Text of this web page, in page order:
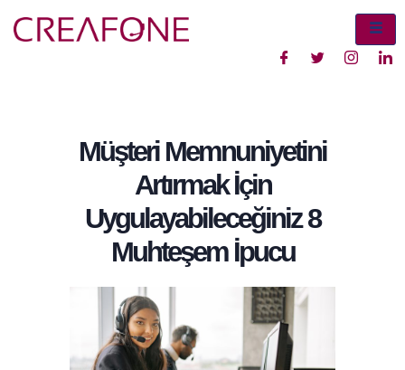
Müşteri Memnuniyetini
Artırmak İçin
Uygulayabileceğiniz 8
Muhteşem İpucu